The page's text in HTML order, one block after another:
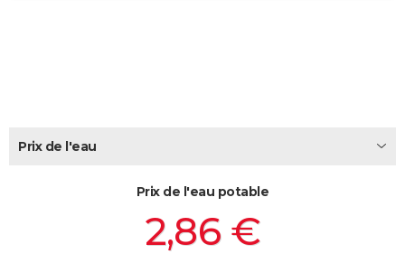
Prix de l'eau
Prix de l'eau potable
2,86 €